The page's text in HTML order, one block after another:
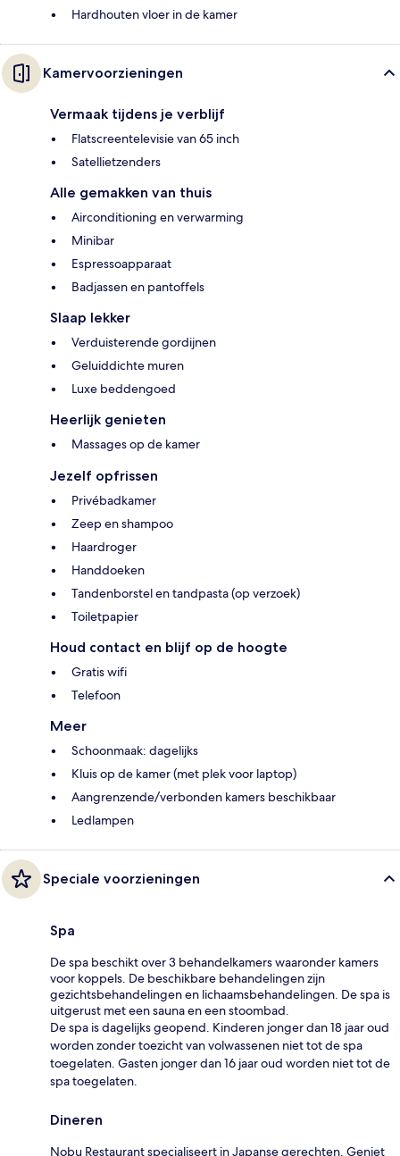
Hardhouten vloer in de kamer
Kamervoorzieningen
Vermaak tijdens je verblijf
Flatscreentelevisie van 65 inch
Satellietzenders
Alle gemakken van thuis
Airconditioning en verwarming
Minibar
Espressoapparaat
Badjassen en pantoffels
Slaap lekker
Verduisterende gordijnen
Geluiddichte muren
Luxe beddengoed
Heerlijk genieten
Massages op de kamer
Jezelf opfrissen
Privébadkamer
Zeep en shampoo
Haardroger
Handdoeken
Tandenborstel en tandpasta (op verzoek)
Toiletpapier
Houd contact en blijf op de hoogte
Gratis wifi
Telefoon
Meer
Schoonmaak: dagelijks
Kluis op de kamer (met plek voor laptop)
Aangrenzende/verbonden kamers beschikbaar
Ledlampen
Speciale voorzieningen
Spa
De spa beschikt over 3 behandelkamers waaronder kamers
voor koppels. De beschikbare behandelingen zijn
gezichtsbehandelingen en lichaamsbehandelingen. De spa is
uitgerust met een sauna en een stoombad.
De spa is dagelijks geopend. Kinderen jonger dan 18 jaar oud
worden zonder toezicht van volwassenen niet tot de spa
toegelaten. Gasten jonger dan 16 jaar oud worden niet tot de
spa toegelaten.
Dineren
Nobu Restaurant specialiseert in Japanse gerechten. Geniet